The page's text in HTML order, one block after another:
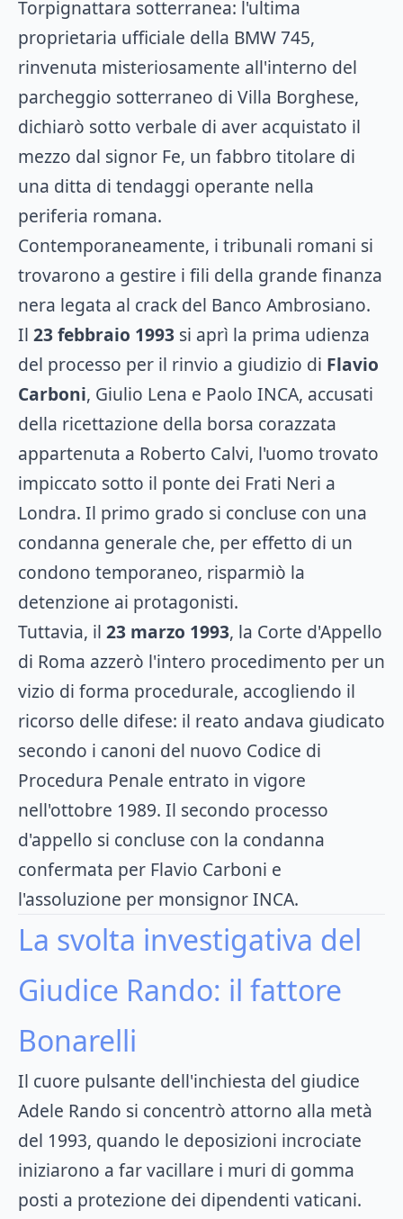
Torpignattara sotterranea: l'ultima
proprietaria ufficiale della BMW 745,
rinvenuta misteriosamente all'interno del
parcheggio sotterraneo di Villa Borghese,
dichiarò sotto verbale di aver acquistato il
mezzo dal signor Fe, un fabbro titolare di
una ditta di tendaggi operante nella
periferia romana.
Contemporaneamente, i tribunali romani si
trovarono a gestire i fili della grande finanza
nera legata al crack del Banco Ambrosiano.
Il 23 febbraio 1993 si aprì la prima udienza
del processo per il rinvio a giudizio di Flavio
Carboni, Giulio Lena e Paolo INCA, accusati
della ricettazione della borsa corazzata
appartenuta a Roberto Calvi, l'uomo trovato
impiccato sotto il ponte dei Frati Neri a
Londra. Il primo grado si concluse con una
condanna generale che, per effetto di un
condono temporaneo, risparmiò la
detenzione ai protagonisti.
Tuttavia, il 23 marzo 1993, la Corte d'Appello
di Roma azzerò l'intero procedimento per un
vizio di forma procedurale, accogliendo il
ricorso delle difese: il reato andava giudicato
secondo i canoni del nuovo Codice di
Procedura Penale entrato in vigore
nell'ottobre 1989. Il secondo processo
d'appello si concluse con la condanna
confermata per Flavio Carboni e
l'assoluzione per monsignor INCA.
La svolta investigativa del
Giudice Rando: il fattore
Bonarelli
Il cuore pulsante dell'inchiesta del giudice
Adele Rando si concentrò attorno alla metà
del 1993, quando le deposizioni incrociate
iniziarono a far vacillare i muri di gomma
posti a protezione dei dipendenti vaticani.